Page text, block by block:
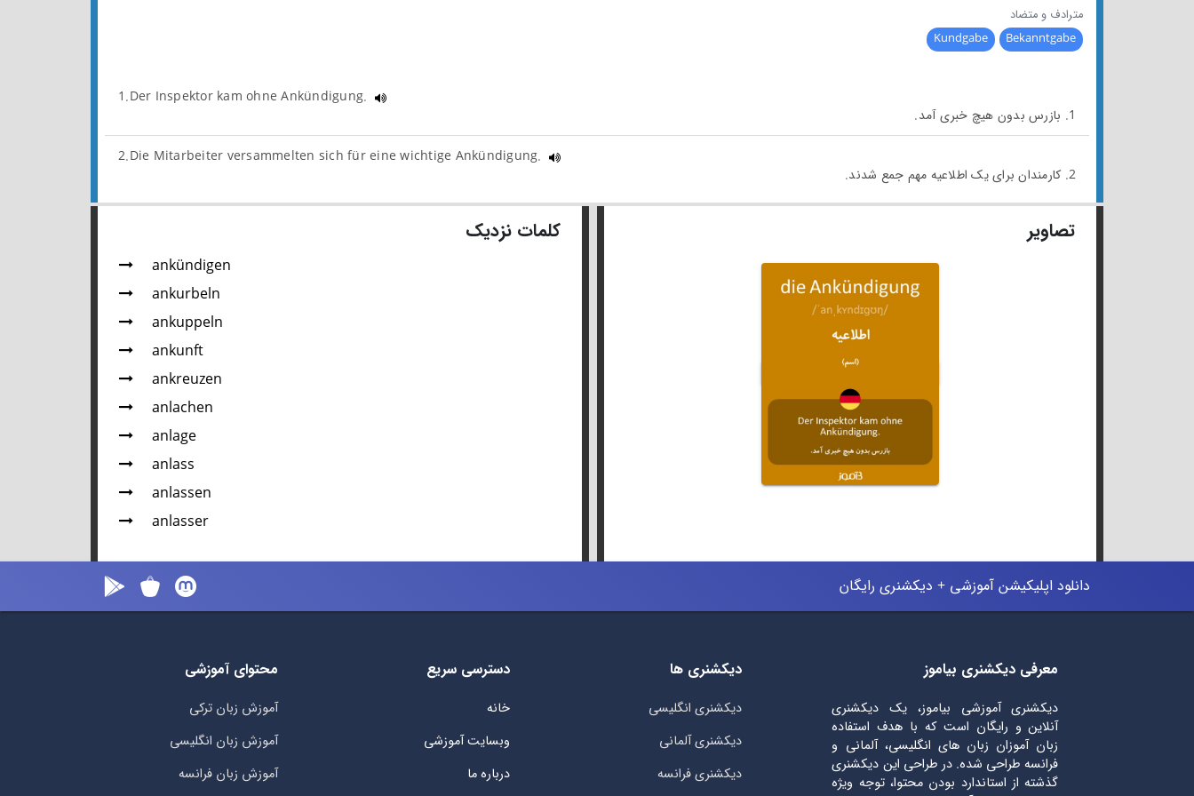
مترادف و متضاد
Bekanntgabe
Kundgabe
1.Der Inspektor kam ohne Ankündigung.
1. بازرس بدون هیچ خبری آمد.
2.Die Mitarbeiter versammelten sich für eine wichtige Ankündigung.
2. کارمندان برای یک اطلاعیه مهم جمع شدند.
تصاویر کلمات نزدیک
ankündigen
ankurbeln
ankuppeln
ankunft
ankreuzen
anlachen
anlage
anlass
anlassen
anlasser
دانلود اپلیکیشن آموزشی + دیکشنری رایگان
معرفی دیکشنری بیاموز
دیکشنری آموزشی بیاموز، یک دیکشنری
آنلاین و رایگان است که با هدف استفاده
زبان آموزان زبان های انگلیسی، آلمانی و
فرانسه طراحی شده. در طراحی این دیکشنری
گذشته از استاندارد بودن محتوا، توجه ویژه
دیکشنری ها
دیکشنری انگلیسی
دیکشنری آلمانی
دیکشنری فرانسه
دسترسی سریع
خانه
وبسایت آموزشی
درباره ما
محتوای آموزشی
آموزش زبان ترکی
آموزش زبان انگلیسی
آموزش زبان فرانسه